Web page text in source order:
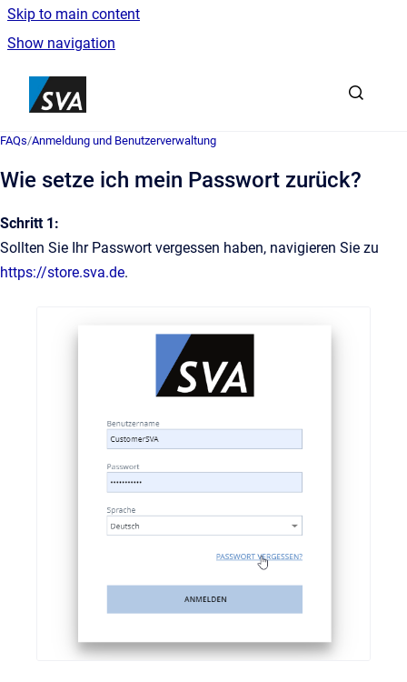
Skip to main content
Show navigation
Go to homepage
FAQs/Anmeldung und Benutzerverwaltung
Wie setze ich mein Passwort zurück?
Schritt 1:
Sollten Sie Ihr Passwort vergessen haben, navigieren Sie zu
https://store.sva.de.